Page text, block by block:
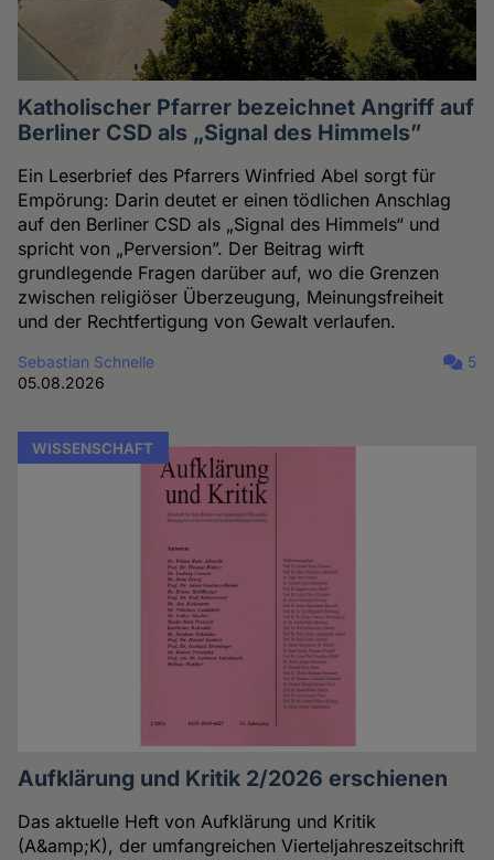
Katholischer Pfarrer bezeichnet Angriff auf
Berliner CSD als „Signal des Himmels”
Ein Leserbrief des Pfarrers Winfried Abel sorgt für
Empörung: Darin deutet er einen tödlichen Anschlag
auf den Berliner CSD als „Signal des Himmels“ und
spricht von „Perversion”. Der Beitrag wirft
grundlegende Fragen darüber auf, wo die Grenzen
zwischen religiöser Überzeugung, Meinungsfreiheit
und der Rechtfertigung von Gewalt verlaufen.
Sebastian Schnelle
05.08.2026
5
WISSENSCHAFT
Aufklärung und Kritik 2/2026 erschienen
Das aktuelle Heft von Aufklärung und Kritik
(A&amp;K), der umfangreichen Vierteljahreszeitschrift